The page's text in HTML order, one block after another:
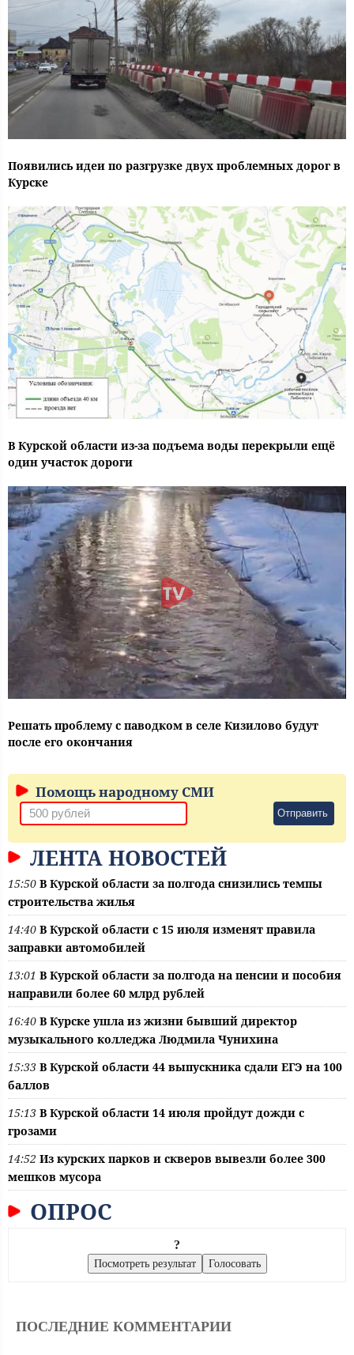
Появились идеи по разгрузке двух проблемных дорог в
Курске
В Курской области из-за подъема воды перекрыли ещё
один участок дороги
Решать проблему с паводком в селе Кизилово будут
после его окончания
Помощь народному СМИ
Отправить
ЛЕНТА НОВОСТЕЙ
15:50 В Курской области за полгода снизились темпы
строительства жилья
14:40 В Курской области с 15 июля изменят правила
заправки автомобилей
13:01 В Курской области за полгода на пенсии и пособия
направили более 60 млрд рублей
16:40 В Курске ушла из жизни бывший директор
музыкального колледжа Людмила Чунихина
15:33 В Курской области 44 выпускника сдали ЕГЭ на 100
баллов
15:13 В Курской области 14 июля пройдут дожди с
грозами
14:52 Из курских парков и скверов вывезли более 300
мешков мусора
ОПРОС
?
ПОСЛЕДНИЕ КОММЕНТАРИИ